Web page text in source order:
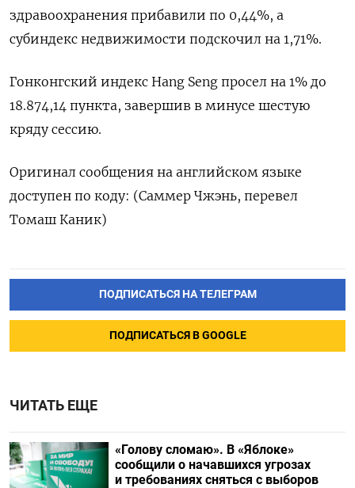
здравоохранения прибавили по 0,44%, а
субиндекс недвижимости подскочил на 1,71%​.
Гонконгский индекс Hang Seng просел на 1% до
18.874,14​ пункта, завершив в минусе шестую
кряду сессию.
Оригинал сообщения на английском языке
доступен по коду: (Саммер Чжэнь, перевел
Томаш Каник)
ПОДПИСАТЬСЯ НА ТЕЛЕГРАМ
ПОДПИСАТЬСЯ В GOOGLE
ЧИТАТЬ ЕЩЕ
«Голову сломаю». В «Яблоке»
сообщили о начавшихся угрозах
и требованиях сняться с выборов